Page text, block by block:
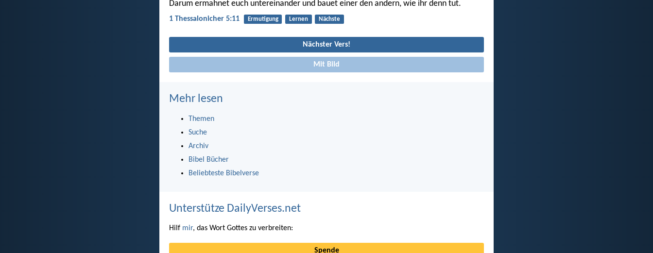
Darum ermahnet euch untereinander und bauet einer den andern, wie ihr denn tut.
1 Thessalonicher 5:11 Ermutigung Lernen Nächste
Nächster Vers!
Mit Bild
Mehr lesen
Themen
Suche
Archiv
Bibel Bücher
Beliebteste Bibelverse
Unterstütze DailyVerses.net
Hilf mir, das Wort Gottes zu verbreiten:
Spende